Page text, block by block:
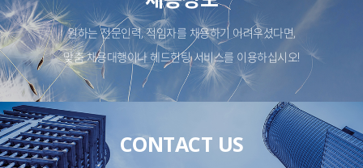
원하는 전문인력, 적임자를 채용하기 어려우셨다면,
맞춤 채용대행이나 헤드헌팅 서비스를 이용하십시오!
CONTACT US